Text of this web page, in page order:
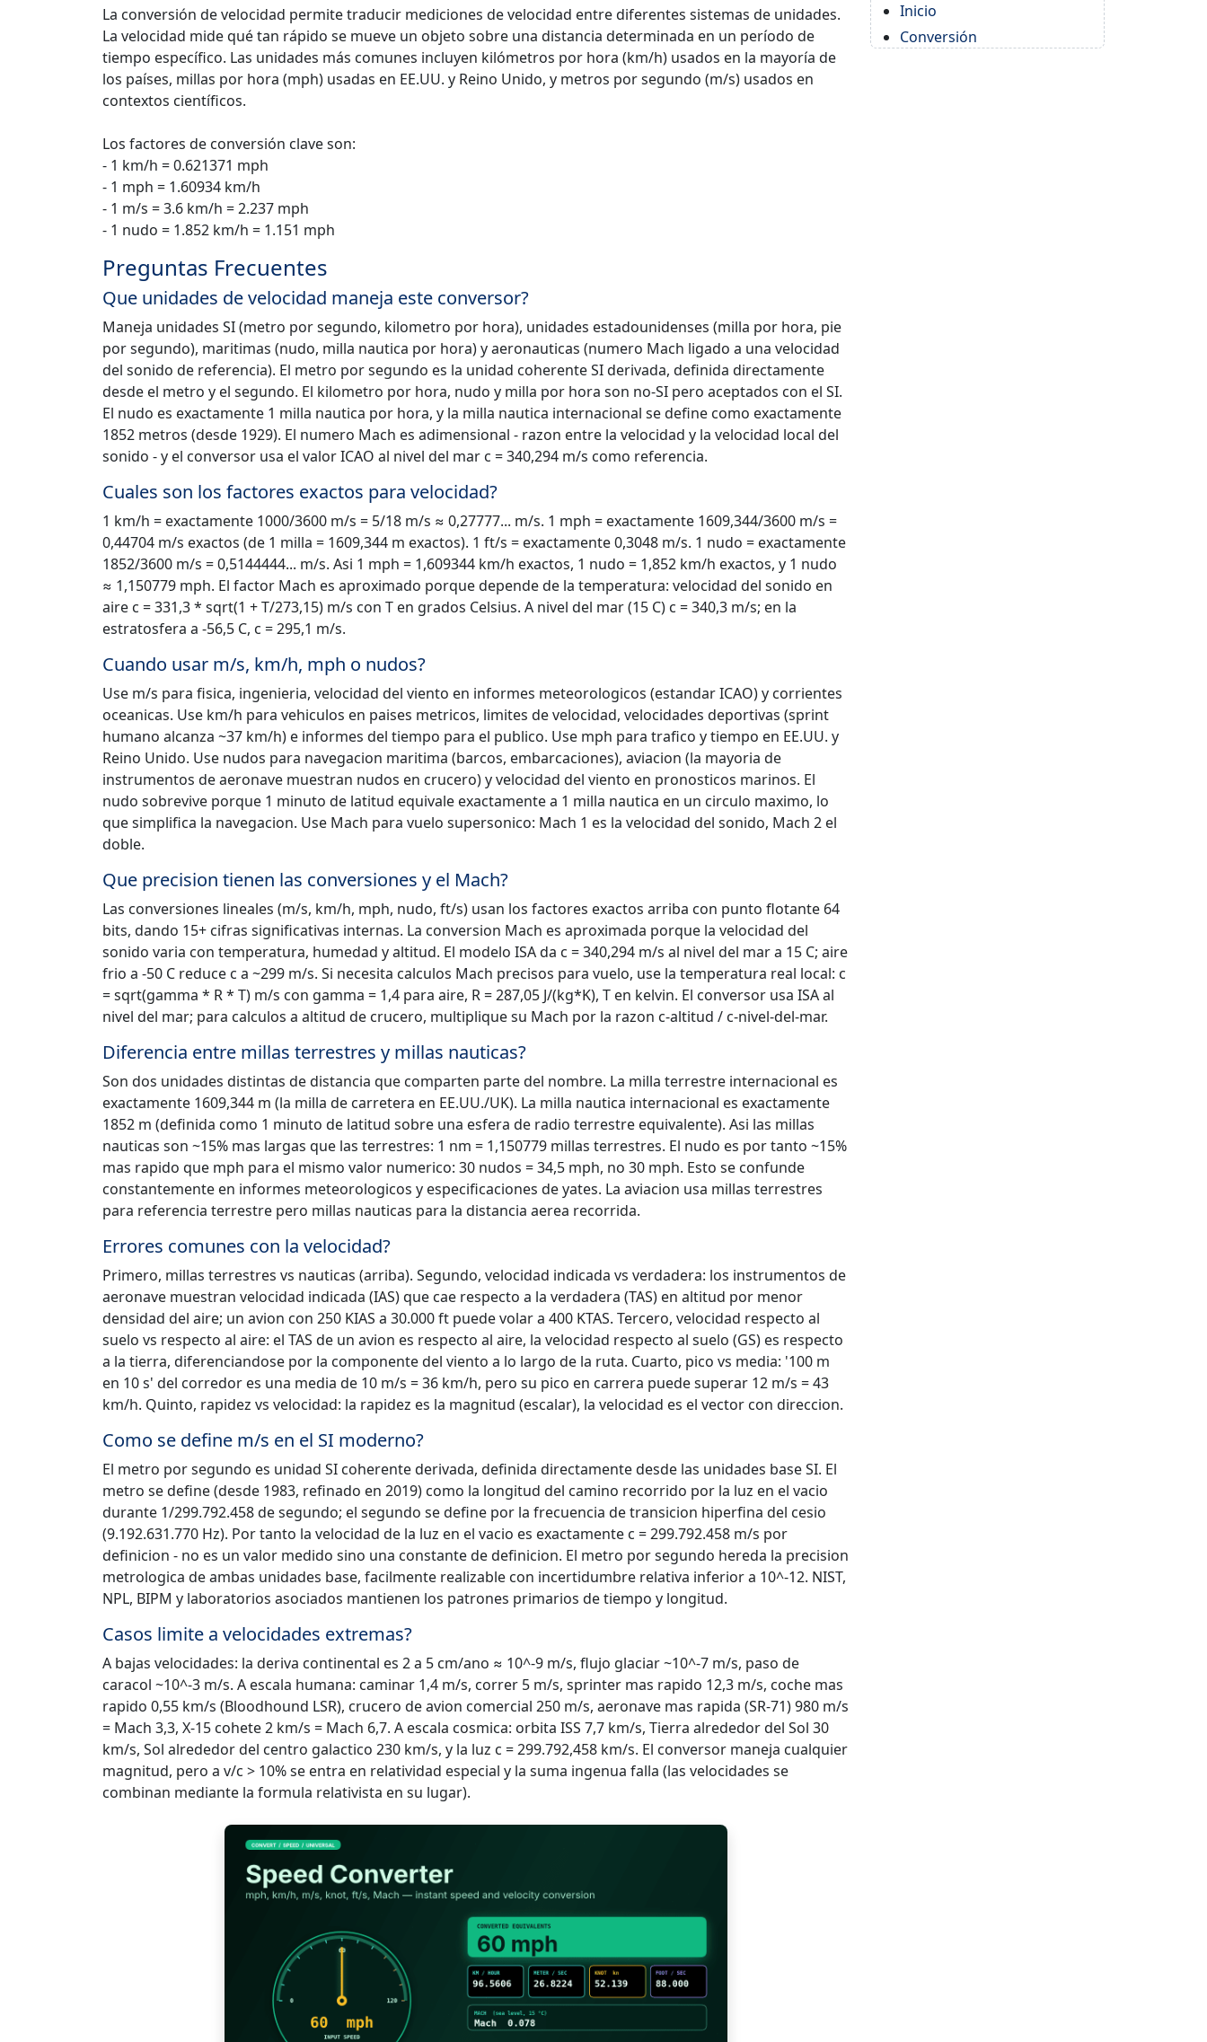
La conversión de velocidad permite traducir mediciones de velocidad entre diferentes sistemas de unidades.
La velocidad mide qué tan rápido se mueve un objeto sobre una distancia determinada en un período de
tiempo específico. Las unidades más comunes incluyen kilómetros por hora (km/h) usados en la mayoría de
los países, millas por hora (mph) usadas en EE.UU. y Reino Unido, y metros por segundo (m/s) usados en
contextos científicos.
Los factores de conversión clave son:
- 1 km/h = 0.621371 mph
- 1 mph = 1.60934 km/h
- 1 m/s = 3.6 km/h = 2.237 mph
- 1 nudo = 1.852 km/h = 1.151 mph
Preguntas Frecuentes
Que unidades de velocidad maneja este conversor?
Maneja unidades SI (metro por segundo, kilometro por hora), unidades estadounidenses (milla por hora, pie
por segundo), maritimas (nudo, milla nautica por hora) y aeronauticas (numero Mach ligado a una velocidad
del sonido de referencia). El metro por segundo es la unidad coherente SI derivada, definida directamente
desde el metro y el segundo. El kilometro por hora, nudo y milla por hora son no-SI pero aceptados con el SI.
El nudo es exactamente 1 milla nautica por hora, y la milla nautica internacional se define como exactamente
1852 metros (desde 1929). El numero Mach es adimensional - razon entre la velocidad y la velocidad local del
sonido - y el conversor usa el valor ICAO al nivel del mar c = 340,294 m/s como referencia.
Cuales son los factores exactos para velocidad?
1 km/h = exactamente 1000/3600 m/s = 5/18 m/s ≈ 0,27777... m/s. 1 mph = exactamente 1609,344/3600 m/s =
0,44704 m/s exactos (de 1 milla = 1609,344 m exactos). 1 ft/s = exactamente 0,3048 m/s. 1 nudo = exactamente
1852/3600 m/s = 0,5144444... m/s. Asi 1 mph = 1,609344 km/h exactos, 1 nudo = 1,852 km/h exactos, y 1 nudo
≈ 1,150779 mph. El factor Mach es aproximado porque depende de la temperatura: velocidad del sonido en
aire c = 331,3 * sqrt(1 + T/273,15) m/s con T en grados Celsius. A nivel del mar (15 C) c = 340,3 m/s; en la
estratosfera a -56,5 C, c = 295,1 m/s.
Cuando usar m/s, km/h, mph o nudos?
Use m/s para fisica, ingenieria, velocidad del viento en informes meteorologicos (estandar ICAO) y corrientes
oceanicas. Use km/h para vehiculos en paises metricos, limites de velocidad, velocidades deportivas (sprint
humano alcanza ~37 km/h) e informes del tiempo para el publico. Use mph para trafico y tiempo en EE.UU. y
Reino Unido. Use nudos para navegacion maritima (barcos, embarcaciones), aviacion (la mayoria de
instrumentos de aeronave muestran nudos en crucero) y velocidad del viento en pronosticos marinos. El
nudo sobrevive porque 1 minuto de latitud equivale exactamente a 1 milla nautica en un circulo maximo, lo
que simplifica la navegacion. Use Mach para vuelo supersonico: Mach 1 es la velocidad del sonido, Mach 2 el
doble.
Que precision tienen las conversiones y el Mach?
Las conversiones lineales (m/s, km/h, mph, nudo, ft/s) usan los factores exactos arriba con punto flotante 64
bits, dando 15+ cifras significativas internas. La conversion Mach es aproximada porque la velocidad del
sonido varia con temperatura, humedad y altitud. El modelo ISA da c = 340,294 m/s al nivel del mar a 15 C; aire
frio a -50 C reduce c a ~299 m/s. Si necesita calculos Mach precisos para vuelo, use la temperatura real local: c
= sqrt(gamma * R * T) m/s con gamma = 1,4 para aire, R = 287,05 J/(kg*K), T en kelvin. El conversor usa ISA al
nivel del mar; para calculos a altitud de crucero, multiplique su Mach por la razon c-altitud / c-nivel-del-mar.
Diferencia entre millas terrestres y millas nauticas?
Son dos unidades distintas de distancia que comparten parte del nombre. La milla terrestre internacional es
exactamente 1609,344 m (la milla de carretera en EE.UU./UK). La milla nautica internacional es exactamente
1852 m (definida como 1 minuto de latitud sobre una esfera de radio terrestre equivalente). Asi las millas
nauticas son ~15% mas largas que las terrestres: 1 nm = 1,150779 millas terrestres. El nudo es por tanto ~15%
mas rapido que mph para el mismo valor numerico: 30 nudos = 34,5 mph, no 30 mph. Esto se confunde
constantemente en informes meteorologicos y especificaciones de yates. La aviacion usa millas terrestres
para referencia terrestre pero millas nauticas para la distancia aerea recorrida.
Errores comunes con la velocidad?
Primero, millas terrestres vs nauticas (arriba). Segundo, velocidad indicada vs verdadera: los instrumentos de
aeronave muestran velocidad indicada (IAS) que cae respecto a la verdadera (TAS) en altitud por menor
densidad del aire; un avion con 250 KIAS a 30.000 ft puede volar a 400 KTAS. Tercero, velocidad respecto al
suelo vs respecto al aire: el TAS de un avion es respecto al aire, la velocidad respecto al suelo (GS) es respecto
a la tierra, diferenciandose por la componente del viento a lo largo de la ruta. Cuarto, pico vs media: '100 m
en 10 s' del corredor es una media de 10 m/s = 36 km/h, pero su pico en carrera puede superar 12 m/s = 43
km/h. Quinto, rapidez vs velocidad: la rapidez es la magnitud (escalar), la velocidad es el vector con direccion.
Como se define m/s en el SI moderno?
El metro por segundo es unidad SI coherente derivada, definida directamente desde las unidades base SI. El
metro se define (desde 1983, refinado en 2019) como la longitud del camino recorrido por la luz en el vacio
durante 1/299.792.458 de segundo; el segundo se define por la frecuencia de transicion hiperfina del cesio
(9.192.631.770 Hz). Por tanto la velocidad de la luz en el vacio es exactamente c = 299.792.458 m/s por
definicion - no es un valor medido sino una constante de definicion. El metro por segundo hereda la precision
metrologica de ambas unidades base, facilmente realizable con incertidumbre relativa inferior a 10^-12. NIST,
NPL, BIPM y laboratorios asociados mantienen los patrones primarios de tiempo y longitud.
Casos limite a velocidades extremas?
A bajas velocidades: la deriva continental es 2 a 5 cm/ano ≈ 10^-9 m/s, flujo glaciar ~10^-7 m/s, paso de
caracol ~10^-3 m/s. A escala humana: caminar 1,4 m/s, correr 5 m/s, sprinter mas rapido 12,3 m/s, coche mas
rapido 0,55 km/s (Bloodhound LSR), crucero de avion comercial 250 m/s, aeronave mas rapida (SR-71) 980 m/s
= Mach 3,3, X-15 cohete 2 km/s = Mach 6,7. A escala cosmica: orbita ISS 7,7 km/s, Tierra alrededor del Sol 30
km/s, Sol alrededor del centro galactico 230 km/s, y la luz c = 299.792,458 km/s. El conversor maneja cualquier
magnitud, pero a v/c > 10% se entra en relatividad especial y la suma ingenua falla (las velocidades se
combinan mediante la formula relativista en su lugar).
Inicio
Conversión